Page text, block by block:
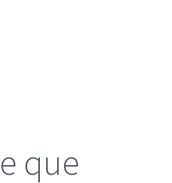
que